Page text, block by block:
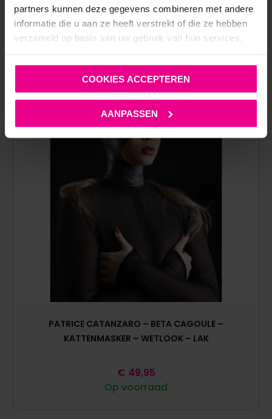
partners kunnen deze gegevens combineren met andere
informatie die u aan ze heeft verstrekt of die ze hebben
verzameld op basis van uw gebruik van hun services.
COOKIES ACCEPTEREN
AANPASSEN
ANDERE MENSEN BEKEKEN OOK:
PATRICE CATANZARO – BETA CAGOULE –
KATTENMASKER – WETLOOK – LAK
Op voorraad
€ 49,95